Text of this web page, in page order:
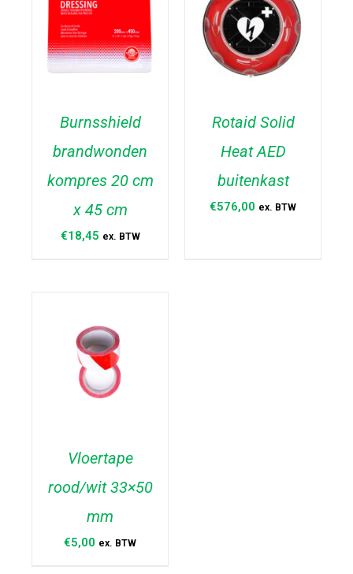
TOEVOEGEN AAN
DETAILS
Burnsshield
brandwonden
kompres 20 cm
x 45 cm
€18,45 ex. BTW
TOEVOEGEN AAN
DETAILS
Rotaid Solid
Heat AED
buitenkast
€576,00 ex. BTW
TOEVOEGEN AAN
DETAILS
Vloertape
rood/wit 33×50
mm
€5,00 ex. BTW